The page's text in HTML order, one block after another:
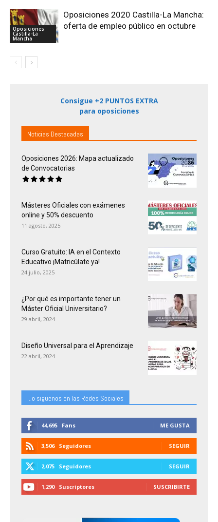
Oposiciones
Castilla-La
Mancha
Oposiciones 2020 Castilla-La Mancha:
oferta de empleo público en octubre
Consigue +2 PUNTOS EXTRA
para oposiciones
Noticias Destacadas
Oposiciones 2026: Mapa actualizado
de Convocatorias
Másteres Oficiales con exámenes
online y 50% descuento
11 agosto, 2025
Curso Gratuito: IA en el Contexto
Educativo ¡Matricúlate ya!
24 julio, 2025
¿Por qué es importante tener un
Máster Oficial Universitario?
29 abril, 2024
Diseño Universal para el Aprendizaje
22 abril, 2024
...o siguenos en las Redes Sociales
44,695 Fans ME GUSTA
3,506 Seguidores SEGUIR
2,075 Seguidores SEGUIR
1,290 Suscriptores SUSCRIBIRTE